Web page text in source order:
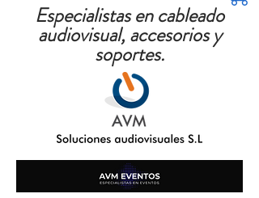
Especialistas en cableado
audiovisual, accesorios y
soportes.